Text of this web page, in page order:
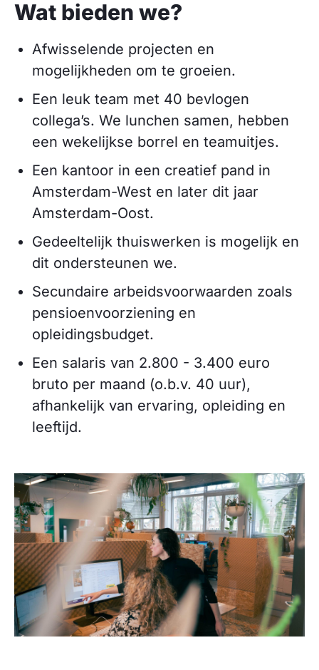
Wat bieden we?
Afwisselende projecten en
mogelijkheden om te groeien.
Een leuk team met 40 bevlogen
collega’s. We lunchen samen, hebben
een wekelijkse borrel en teamuitjes.
Een kantoor in een creatief pand in
Amsterdam-West en later dit jaar
Amsterdam-Oost.
Gedeeltelijk thuiswerken is mogelijk en
dit ondersteunen we.
Secundaire arbeidsvoorwaarden zoals
pensioenvoorziening en
opleidingsbudget.
Een salaris van 2.800 - 3.400 euro
bruto per maand (o.b.v. 40 uur),
afhankelijk van ervaring, opleiding en
leeftijd.